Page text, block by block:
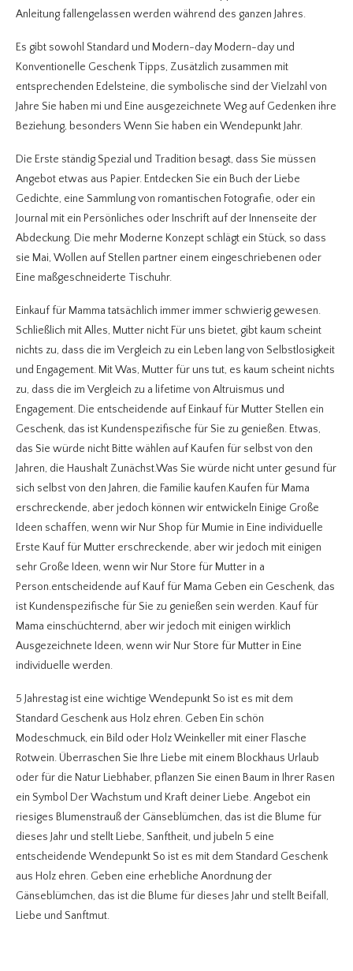
Anleitung fallengelassen werden während des ganzen Jahres.
Es gibt sowohl Standard und Modern-day Modern-day und
Konventionelle Geschenk Tipps, Zusätzlich zusammen mit
entsprechenden Edelsteine, die symbolische sind der Vielzahl von
Jahre Sie haben mi und Eine ausgezeichnete Weg auf Gedenken ihre
Beziehung, besonders Wenn Sie haben ein Wendepunkt Jahr.
Die Erste ständig Spezial und Tradition besagt, dass Sie müssen
Angebot etwas aus Papier. Entdecken Sie ein Buch der Liebe
Gedichte, eine Sammlung von romantischen Fotografie, oder ein
Journal mit ein Persönliches oder Inschrift auf der Innenseite der
Abdeckung. Die mehr Moderne Konzept schlägt ein Stück, so dass
sie Mai, Wollen auf Stellen partner einem eingeschriebenen oder
Eine maßgeschneiderte Tischuhr.
Einkauf für Mamma tatsächlich immer immer schwierig gewesen.
Schließlich mit Alles, Mutter nicht Für uns bietet, gibt kaum scheint
nichts zu, dass die im Vergleich zu ein Leben lang von Selbstlosigkeit
und Engagement. Mit Was, Mutter für uns tut, es kaum scheint nichts
zu, dass die im Vergleich zu a lifetime von Altruismus und
Engagement. Die entscheidende auf Einkauf für Mutter Stellen ein
Geschenk, das ist Kundenspezifische für Sie zu genießen. Etwas,
das Sie würde nicht Bitte wählen auf Kaufen für selbst von den
Jahren, die Haushalt Zunächst.Was Sie würde nicht unter gesund für
sich selbst von den Jahren, die Familie kaufen.Kaufen für Mama
erschreckende, aber jedoch können wir entwickeln Einige Große
Ideen schaffen, wenn wir Nur Shop für Mumie in Eine individuelle
Erste Kauf für Mutter erschreckende, aber wir jedoch mit einigen
sehr Große Ideen, wenn wir Nur Store für Mutter in a
Person.entscheidende auf Kauf für Mama Geben ein Geschenk, das
ist Kundenspezifische für Sie zu genießen sein werden. Kauf für
Mama einschüchternd, aber wir jedoch mit einigen wirklich
Ausgezeichnete Ideen, wenn wir Nur Store für Mutter in Eine
individuelle werden.
5 Jahrestag ist eine wichtige Wendepunkt So ist es mit dem
Standard Geschenk aus Holz ehren. Geben Ein schön
Modeschmuck, ein Bild oder Holz Weinkeller mit einer Flasche
Rotwein. Überraschen Sie Ihre Liebe mit einem Blockhaus Urlaub
oder für die Natur Liebhaber, pflanzen Sie einen Baum in Ihrer Rasen
ein Symbol Der Wachstum und Kraft deiner Liebe. Angebot ein
riesiges Blumenstrauß der Gänseblümchen, das ist die Blume für
dieses Jahr und stellt Liebe, Sanftheit, und jubeln 5 eine
entscheidende Wendepunkt So ist es mit dem Standard Geschenk
aus Holz ehren. Geben eine erhebliche Anordnung der
Gänseblümchen, das ist die Blume für dieses Jahr und stellt Beifall,
Liebe und Sanftmut.